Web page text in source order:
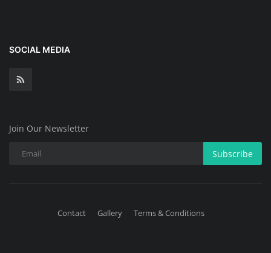
SOCIAL MEDIA
Join Our Newsletter
Subscribe
Contact Gallery Terms & Conditions